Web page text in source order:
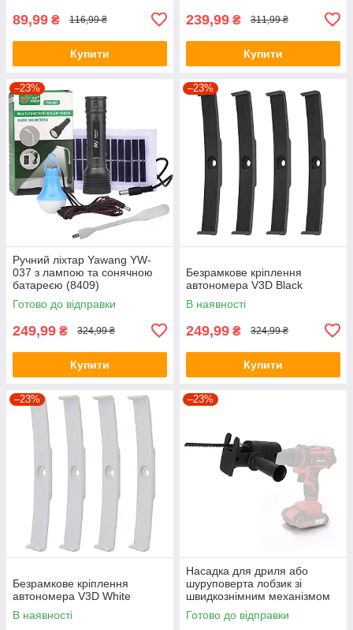
89,99 ₴ 116,99 ₴
Купити
239,99 ₴ 311,99 ₴
Купити
–23%
Ручний ліхтар Yawang YW-
037 з лампою та сонячною
батареєю (8409)
Готово до відправки
249,99 ₴ 324,99 ₴
Купити
–23%
Безрамкове кріплення
автономера V3D Black
В наявності
249,99 ₴ 324,99 ₴
Купити
–23%
Безрамкове кріплення
автономера V3D White
В наявності
–23%
Насадка для дриля або
шуруповерта лобзик зі
швидкознімним механізмом
SAW KT-107
Готово до відправки